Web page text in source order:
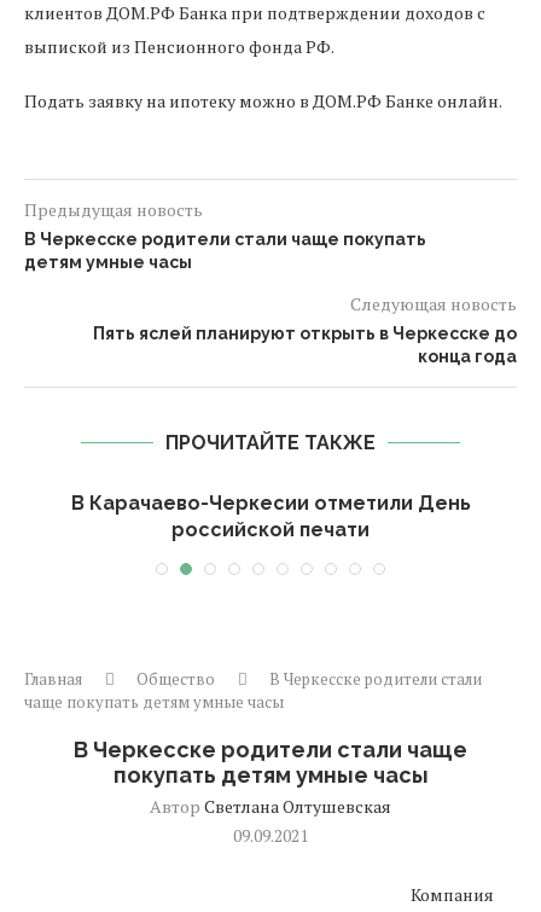
клиентов ДОМ.РФ Банка при подтверждении доходов с
выпиской из Пенсионного фонда РФ.
Подать заявку на ипотеку можно в ДОМ.РФ Банке онлайн.
Предыдущая новость
В Черкесске родители стали чаще покупать
детям умные часы
Следующая новость
Пять яслей планируют открыть в Черкесске до
конца года
ПРОЧИТАЙТЕ ТАКЖЕ
В Карачаево-Черкесии отметили День
российской печати
Главная Общество
В Черкесске родители стали
чаще покупать детям умные часы
В Черкесске родители стали чаще
покупать детям умные часы
Автор Светлана Олтушевская
09.09.2021
Компания